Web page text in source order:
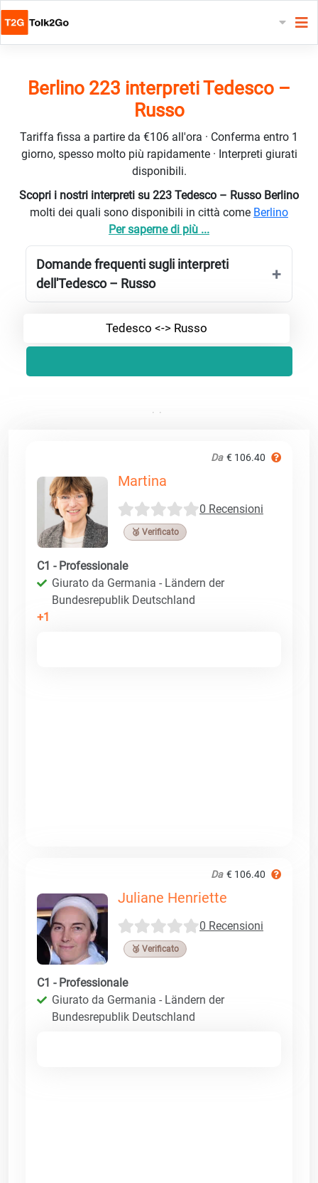
Berlino 223 interpreti Tedesco –
Russo
Tariffa fissa a partire da €106 all'ora · Conferma entro 1
giorno, spesso molto più rapidamente · Interpreti giurati
disponibili.
Scopri i nostri interpreti su 223 Tedesco – Russo Berlino
molti dei quali sono disponibili in città come Berlino
Per saperne di più ...
Domande frequenti sugli interpreti
dell'Tedesco – Russo
Tedesco <-> Russo
Da € 106.40
Martina
0 Recensioni
🥉 Verificato
C1 - Professionale
Giurato da Germania - Ländern der
Bundesrepublik Deutschland
+1
Da € 106.40
Juliane Henriette
0 Recensioni
🥉 Verificato
C1 - Professionale
Giurato da Germania - Ländern der
Bundesrepublik Deutschland